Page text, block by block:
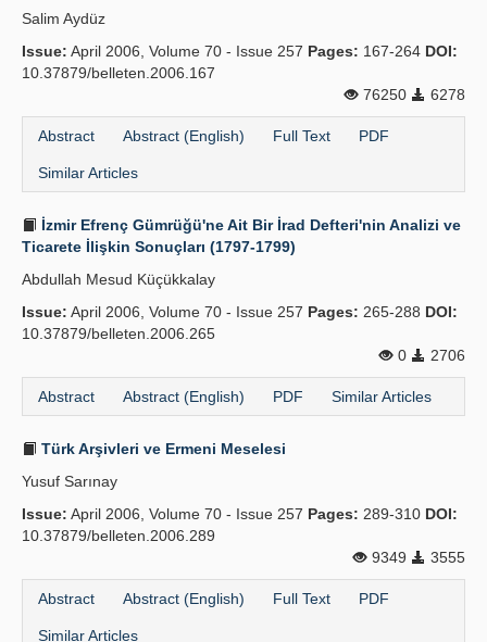
Salim Aydüz
Issue: April 2006, Volume 70 - Issue 257 Pages: 167-264 DOI:
10.37879/belleten.2006.167
76250
6278
Abstract Abstract (English) Full Text PDF
Similar Articles
İzmir Efrenç Gümrüğü'ne Ait Bir İrad Defteri'nin Analizi ve
Ticarete İlişkin Sonuçları (1797-1799)
Abdullah Mesud Küçükkalay
Issue: April 2006, Volume 70 - Issue 257 Pages: 265-288 DOI:
10.37879/belleten.2006.265
0
2706
Abstract Abstract (English) PDF Similar Articles
Türk Arşivleri ve Ermeni Meselesi
Yusuf Sarınay
Issue: April 2006, Volume 70 - Issue 257 Pages: 289-310 DOI:
10.37879/belleten.2006.289
9349
3555
Abstract Abstract (English) Full Text PDF
Similar Articles